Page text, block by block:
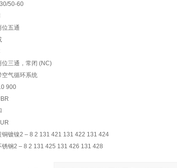
50-60
位五通
位三通，常闭 (NC)
空气循环系统
900
铜镀镍2 – 8 2 131 421 131 422 131 424
锈钢2 – 8 2 131 425 131 426 131 428